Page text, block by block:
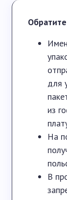
для
из
На
В